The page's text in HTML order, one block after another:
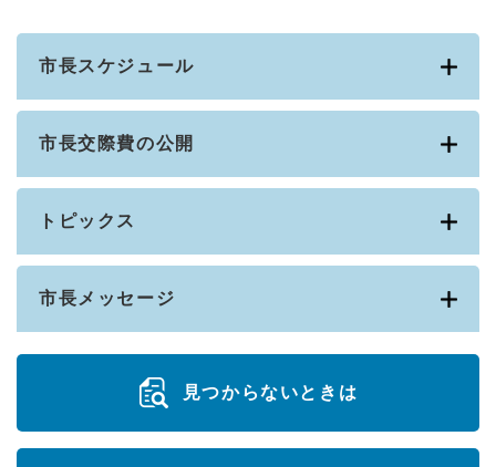
市長スケジュール
市長交際費の公開
トピックス
市長メッセージ
見つからないときは